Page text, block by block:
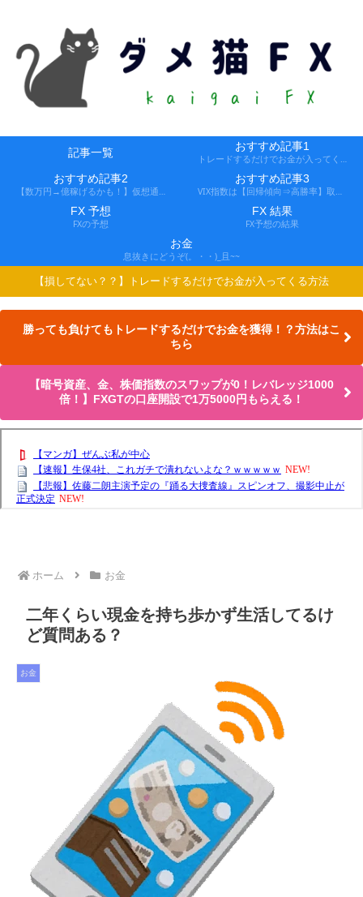
記事一覧 おすすめ記事1
おすすめ記事2 おすすめ記事3
FX 予想
FXの予想
FX 結果
FX予想の結果
お金
息抜きにどうぞ(。・・)_且~~
【損してない？？】トレードするだけでお金が入ってくる方法
勝っても負けてもトレードするだけでお金を獲得！？方法はこ
ちら
【暗号資産、金、株価指数のスワップが0！レバレッジ1000
倍！】FXGTの口座開設で1万5000円もらえる！
ホーム お金
二年くらい現金を持ち歩かず生活してるけ
ど質問ある？
お金